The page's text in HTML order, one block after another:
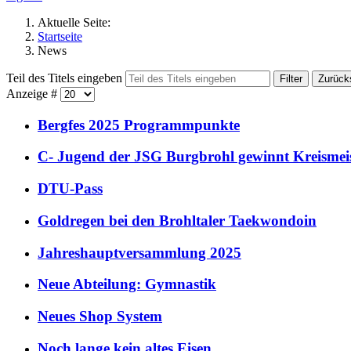
Aktuelle Seite:
Startseite
News
Teil des Titels eingeben Filter
Anzeige #
Bergfes 2025 Programmpunkte
C- Jugend der JSG Burgbrohl gewinnt
DTU-Pass
Goldregen bei den Brohltaler Taekwondoin
Jahreshauptversammlung 2025
Neue Abteilung: Gymnastik
Neues Shop System